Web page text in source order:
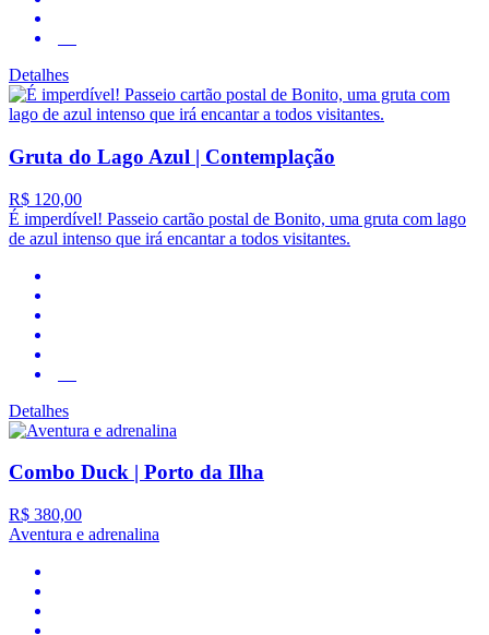
Detalhes
Gruta do Lago Azul | Contemplação
R$ 120,00
É imperdível! Passeio cartão postal de Bonito, uma gruta com lago
de azul intenso que irá encantar a todos visitantes.
Detalhes
Combo Duck | Porto da Ilha
R$ 380,00
Aventura e adrenalina